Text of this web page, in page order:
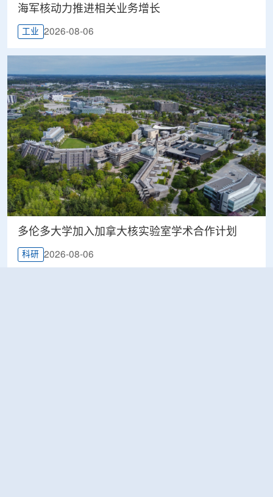
海军核动力推进相关业务增长
工业 2026-08-06
多伦多大学加入加拿大核实验室学术合作计划
科研 2026-08-06